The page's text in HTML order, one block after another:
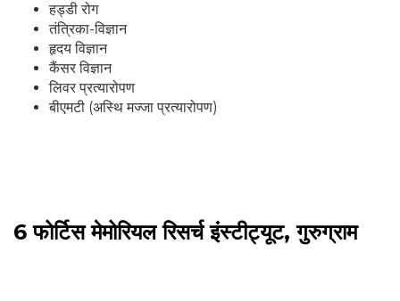
हड्डी रोग
तंत्रिका-विज्ञान
हृदय विज्ञान
कैंसर विज्ञान
लिवर प्रत्यारोपण
बीएमटी (अस्थि मज्जा प्रत्यारोपण)
6 फोर्टिस मेमोरियल रिसर्च इंस्टीट्यूट, गुरुग्राम